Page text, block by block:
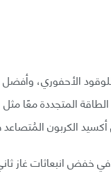
الأحفوري، وأفضل
المتجددة معًا
الكربون